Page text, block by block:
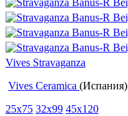
Vives Stravaganza
Vives Ceramica (Испания)
25x75 32x99 45x120